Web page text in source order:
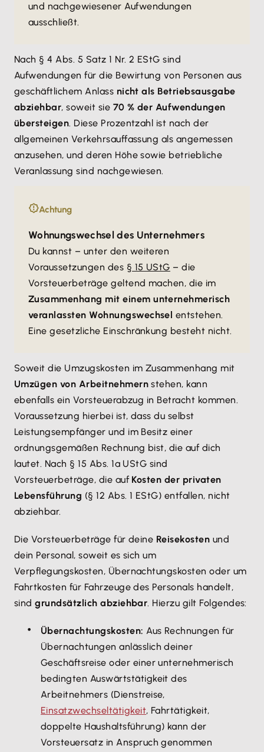
und nachgewiesener Aufwendungen
ausschließt.
Nach § 4 Abs. 5 Satz 1 Nr. 2 EStG sind
Aufwendungen für die Bewirtung von Personen aus
geschäftlichem Anlass nicht als Betriebsausgabe
abziehbar, soweit sie 70 % der Aufwendungen
übersteigen. Diese Prozentzahl ist nach der
allgemeinen Verkehrsauffassung als angemessen
anzusehen, und deren Höhe sowie betriebliche
Veranlassung sind nachgewiesen.
Achtung
Wohnungswechsel des Unternehmers
Du kannst – unter den weiteren
Voraussetzungen des § 15 UStG – die
Vorsteuerbeträge geltend machen, die im
Zusammenhang mit einem unternehmerisch
veranlassten Wohnungswechsel entstehen.
Eine gesetzliche Einschränkung besteht nicht.
Soweit die Umzugskosten im Zusammenhang mit
Umzügen von Arbeitnehmern stehen, kann
ebenfalls ein Vorsteuerabzug in Betracht kommen.
Voraussetzung hierbei ist, dass du selbst
Leistungsempfänger und im Besitz einer
ordnungsgemäßen Rechnung bist, die auf dich
lautet. Nach § 15 Abs. 1a UStG sind
Vorsteuerbeträge, die auf Kosten der privaten
Lebensführung (§ 12 Abs. 1 EStG) entfallen, nicht
abziehbar.
Die Vorsteuerbeträge für deine Reisekosten und
dein Personal, soweit es sich um
Verpflegungskosten, Übernachtungskosten oder um
Fahrtkosten für Fahrzeuge des Personals handelt,
sindgrundsätzlich abziehbar. Hierzu gilt Folgendes:
Übernachtungskosten:Aus Rechnungen für
Übernachtungen anlässlich deiner
Geschäftsreise oder einer unternehmerisch
bedingten Auswärtstätigkeit des
Arbeitnehmers (Dienstreise,
Einsatzwechseltätigkeit, Fahrtätigkeit,
doppelte Haushaltsführung) kann der
Vorsteuersatz in Anspruch genommen